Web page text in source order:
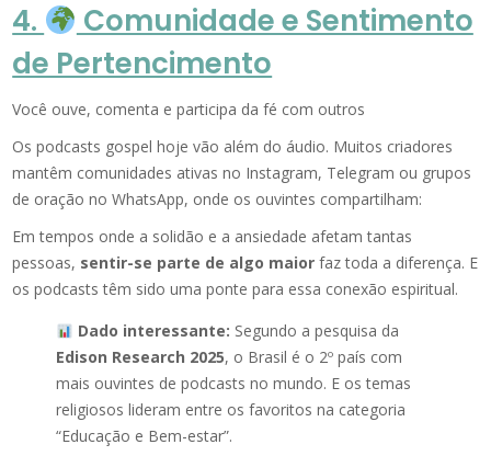
4.
Comunidade e Sentimento
de Pertencimento
Você ouve, comenta e participa da fé com outros
Os podcasts gospel hoje vão além do áudio. Muitos criadores
mantêm comunidades ativas no Instagram, Telegram ou grupos
de oração no WhatsApp, onde os ouvintes compartilham:
Em tempos onde a solidão e a ansiedade afetam tantas
pessoas, sentir-se parte de algo maior faz toda a diferença. E
os podcasts têm sido uma ponte para essa conexão espiritual.
Dado interessante: Segundo a pesquisa da
Edison Research 2025, o Brasil é o 2º país com
mais ouvintes de podcasts no mundo. E os temas
religiosos lideram entre os favoritos na categoria
“Educação e Bem-estar”.